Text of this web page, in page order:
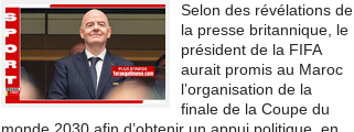
Selon des révélations de
la presse britannique, le
président de la FIFA
aurait promis au Maroc
l’organisation de la
finale de la Coupe du